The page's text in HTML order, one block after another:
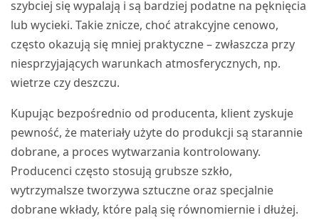
szybciej się wypalają i są bardziej podatne na pęknięcia
lub wycieki. Takie znicze, choć atrakcyjne cenowo,
często okazują się mniej praktyczne – zwłaszcza przy
niesprzyjających warunkach atmosferycznych, np.
wietrze czy deszczu.
Kupując bezpośrednio od producenta, klient zyskuje
pewność, że materiały użyte do produkcji są starannie
dobrane, a proces wytwarzania kontrolowany.
Producenci często stosują grubsze szkło,
wytrzymalsze tworzywa sztuczne oraz specjalnie
dobrane wkłady, które palą się równomiernie i dłużej.